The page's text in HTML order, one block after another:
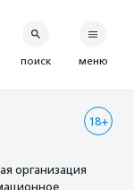
поиск меню
18+
организация